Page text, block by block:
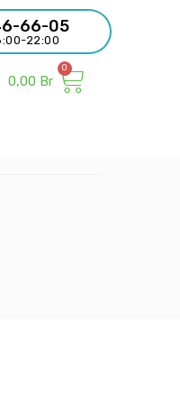
66-05
22:00
0,00 Br